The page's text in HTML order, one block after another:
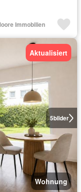
Immobilien
5bilder
Aktualisiert
Wohnung